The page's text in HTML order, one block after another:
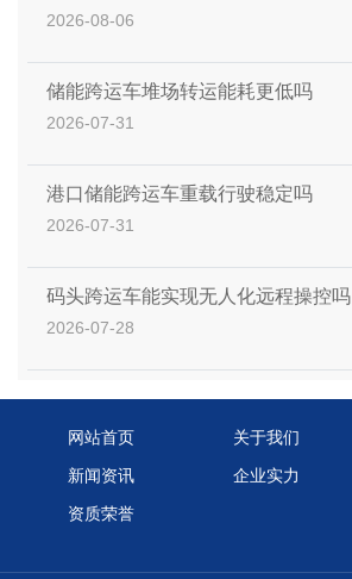
2026-08-06
储能跨运车堆场转运能耗更低吗
2026-07-31
港口储能跨运车重载行驶稳定吗
2026-07-31
码头跨运车能实现无人化远程操控吗
2026-07-28
网站首页 关于我们
新闻资讯 企业实力
资质荣誉